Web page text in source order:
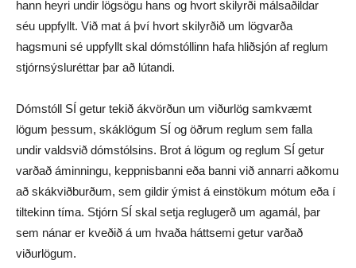
hann heyri undir lögsögu hans og hvort skilyrði málsaðildar
séu uppfyllt. Við mat á því hvort skilyrðið um lögvarða
hagsmuni sé uppfyllt skal dómstóllinn hafa hliðsjón af reglum
stjórnsýsluréttar þar að lútandi.
Dómstóll SÍ getur tekið ákvörðun um viðurlög samkvæmt
lögum þessum, skáklögum SÍ og öðrum reglum sem falla
undir valdsvið dómstólsins. Brot á lögum og reglum SÍ getur
varðað áminningu, keppnisbanni eða banni við annarri aðkomu
að skákviðburðum, sem gildir ýmist á einstökum mótum eða í
tiltekinn tíma. Stjórn SÍ skal setja reglugerð um agamál, þar
sem nánar er kveðið á um hvaða háttsemi getur varðað
viðurlögum.